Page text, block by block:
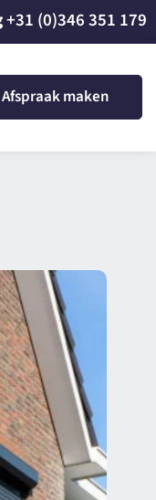
+31 (0)346 351 179
Afspraak maken